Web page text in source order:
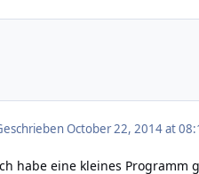
October 22, 2014 at
habe eine kleines Programm